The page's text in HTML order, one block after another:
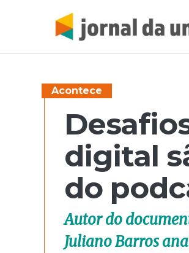
Acontece
digital
do
Autor do
Juliano Barros